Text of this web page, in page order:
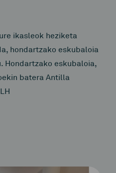
ikasleok heziketa
hondartzako eskubaloia
Hondartzako eskubaloia,
batera Antilla